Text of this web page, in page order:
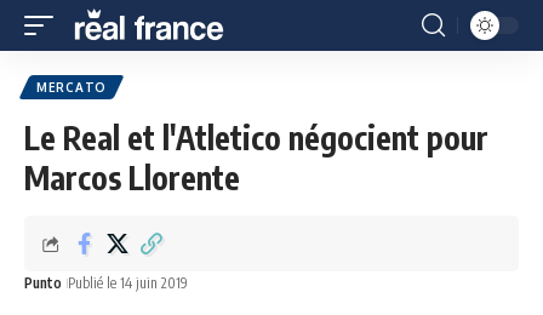
MERCATO
Le Real et l'Atletico négocient pour
Marcos Llorente
Punto Publié le 14 juin 2019